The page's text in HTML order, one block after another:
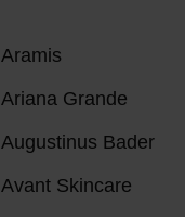
Aramis
Ariana Grande
Augustinus Bader
Avant Skincare